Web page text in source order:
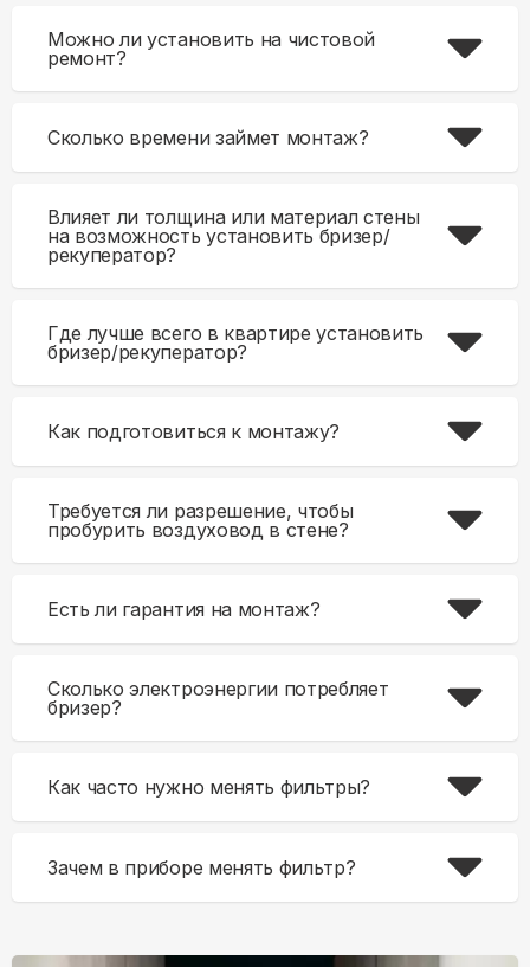
Можно ли установить на чистовой
ремонт?
Сколько времени займет монтаж?
Влияет ли толщина или материал стены
на возможность установить бризер/
рекуператор?
Где лучше всего в квартире установить
бризер/рекуператор?
Как подготовиться к монтажу?
Требуется ли разрешение, чтобы
пробурить воздуховод в стене?
Есть ли гарантия на монтаж?
Сколько электроэнергии потребляет
бризер?
Как часто нужно менять фильтры?
Зачем в приборе менять фильтр?